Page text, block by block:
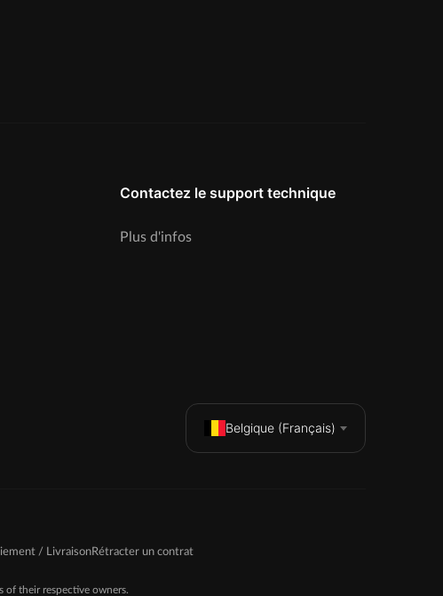
Contactez le support technique
Plus d'infos
Belgique (Français)
/ LivraisonRétracter un contrat
of their respective owners.